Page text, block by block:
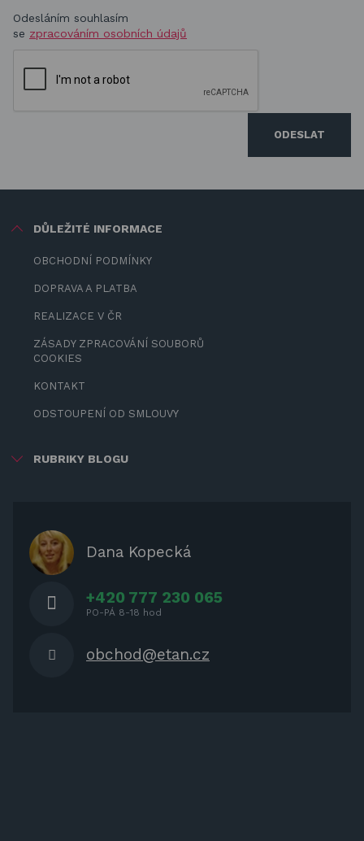
Odesláním souhlasím
se zpracováním osobních údajů
ODESLAT
DŮLEŽITÉ INFORMACE
OBCHODNÍ PODMÍNKY
DOPRAVA A PLATBA
REALIZACE V ČR
ZÁSADY ZPRACOVÁNÍ SOUBORŮ
COOKIES
KONTAKT
ODSTOUPENÍ OD SMLOUVY
RUBRIKY BLOGU
OCHRANNÉ KRYTY NA ZAHRADNÍ
NÁBYTEK
Dana Kopecká
+420 777 230 065
PO-PÁ 8-18 hod
obchod@etan.cz